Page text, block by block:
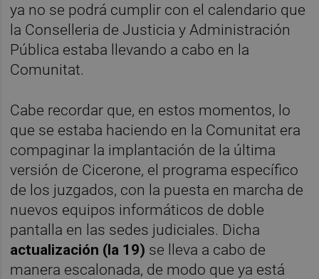
ya no se podrá cumplir con el calendario que
la Conselleria de Justicia y Administración
Pública estaba llevando a cabo en la
Comunitat.
Cabe recordar que, en estos momentos, lo
que se estaba haciendo en la Comunitat era
compaginar la implantación de la última
versión de Cicerone, el programa específico
de los juzgados, con la puesta en marcha de
nuevos equipos informáticos de doble
pantalla en las sedes judiciales. Dicha
actualización (la 19) se lleva a cabo de
manera escalonada, de modo que ya está